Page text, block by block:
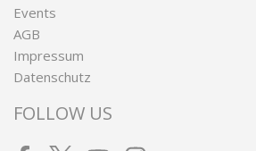
Events
AGB
Impressum
Datenschutz
FOLLOW US